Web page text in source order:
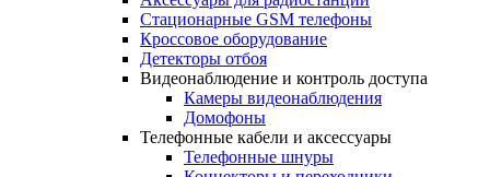
Стационарные GSM телефоны
Кроссовое оборудование
Детекторы отбоя
Видеонаблюдение и контроль доступа
Камеры видеонаблюдения
Домофоны
Телефонные кабели и аксессуары
Телефонные шнуры